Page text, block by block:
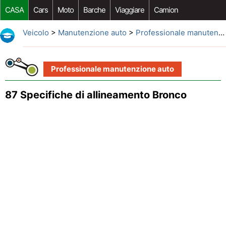
CASA Cars Moto Barche Viaggiare Camion
Riparazione Auto Acquisto Auto Car Opzioni Aftermarket
Veicolo > Manutenzione auto > Professionale manutenzione auto
Professionale manutenzione auto
87 Specifiche di allineamento Bronco